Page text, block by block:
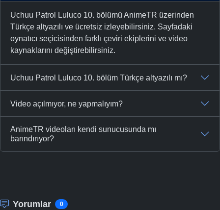
Uchuu Patrol Luluco 10. bölümü AnimeTR üzerinden
Türkçe altyazılı ve ücretsiz izleyebilirsiniz. Sayfadaki
oynatıcı seçicisinden farklı çeviri ekiplerini ve video
kaynaklarını değiştirebilirsiniz.
Uchuu Patrol Luluco 10. bölüm Türkçe altyazılı mı?
Video açılmıyor, ne yapmalıyım?
AnimeTR videoları kendi sunucusunda mı
barındırıyor?
Yorumlar 0